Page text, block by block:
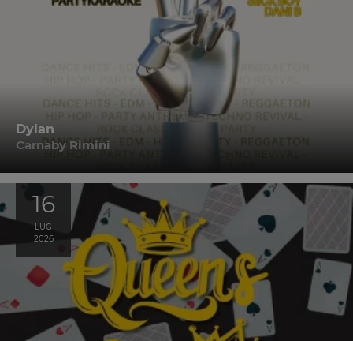
Dylan
Carnaby Rimini
16
LUG
2026